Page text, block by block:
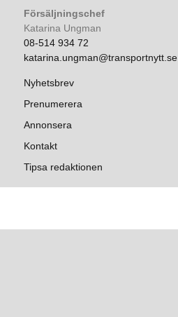
Försäljningschef
Katarina Ungman
08-514 934 72
katarina.ungman@transportnytt.se
Nyhetsbrev
Prenumerera
Annonsera
Kontakt
Tipsa redaktionen